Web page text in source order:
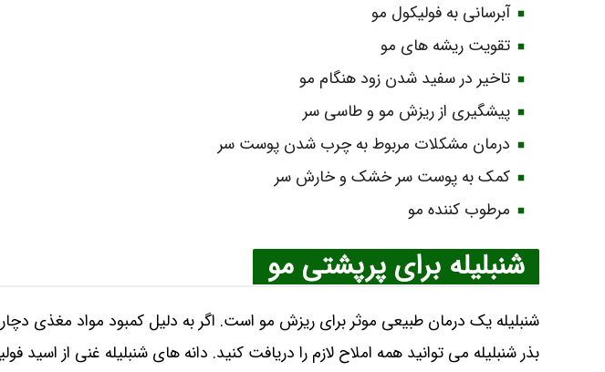
آبرسانی به فولیکول مو
تقویت ریشه ‌های مو
تاخیر در سفید شدن زود هنگام مو
پیشگیری از ریزش مو و طاسی سر
درمان مشکلات مربوط به چرب شدن پوست سر
کمک به پوست سر خشک و خارش‌ سر
مرطوب ‌کننده مو
شنبلیله برای پرپشتی مو
شنبلیله یک درمان طبیعی موثر برای ریزش مو است. اگر به دلیل کمبود مواد مغذی